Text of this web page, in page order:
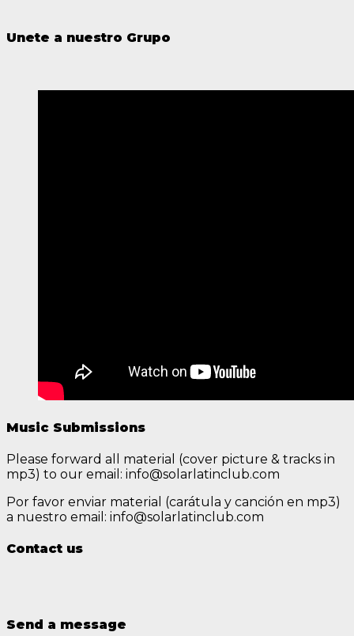
Unete a nuestro Grupo
Music Submissions
Please forward all material (cover picture & tracks in
mp3) to our email: info@solarlatinclub.com
Por favor enviar material (carátula y canción en mp3)
a nuestro email: info@solarlatinclub.com
Contact us
Send a message